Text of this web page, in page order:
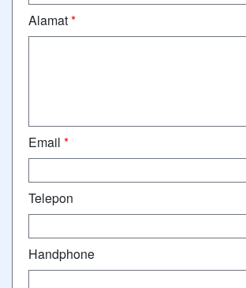
Alamat*
Email *
Telepon
Handphone